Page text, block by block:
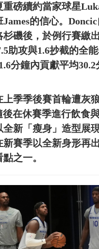
重磅續約當家球星
的信心。
磯後，於例行賽繳出
助攻與1.6抄截的全
分鐘內貢獻平均
季季後賽首輪遭灰
後在休賽季進行飲食
全新「瘦身」造型展
新賽季以全新身形再
之一。